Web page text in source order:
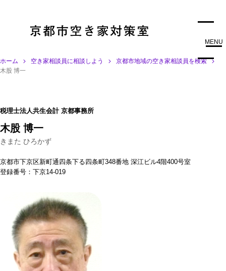
MENU
ホーム 空き家相談員に相談しよう
京都市地域の空き家相談員を検索
木股 博一
税理士法人共生会計 京都事務所
木股 博一
きまた ひろかず
京都市下京区新町通四条下る四条町348番地 深江ビル4階400号室
登録番号：下京14-019